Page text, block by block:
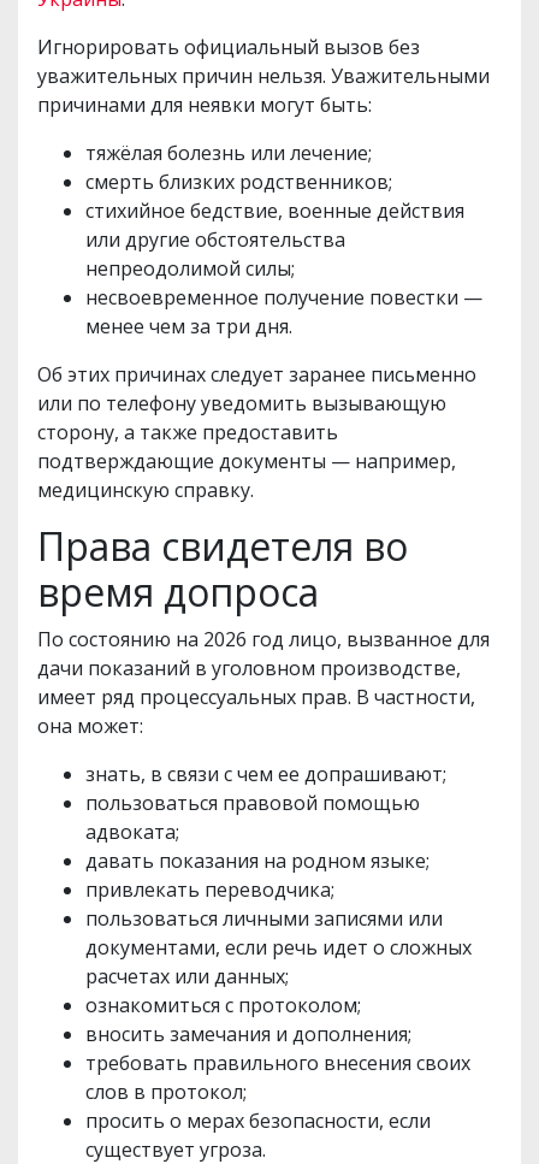
Игнорировать официальный вызов без
уважительных причин нельзя. Уважительными
причинами для неявки могут быть:
тяжёлая болезнь или лечение;
смерть близких родственников;
стихийное бедствие, военные действия
или другие обстоятельства
непреодолимой силы;
несвоевременное получение повестки —
менее чем за три дня.
Об этих причинах следует заранее письменно
или по телефону уведомить вызывающую
сторону, а также предоставить
подтверждающие документы — например,
медицинскую справку.
Права свидетеля во
время допроса
По состоянию на 2026 год лицо, вызванное для
дачи показаний в уголовном производстве,
имеет ряд процессуальных прав. В частности,
она может:
знать, в связи с чем ее допрашивают;
пользоваться правовой помощью
адвоката;
давать показания на родном языке;
привлекать переводчика;
пользоваться личными записями или
документами, если речь идет о сложных
расчетах или данных;
ознакомиться с протоколом;
вносить замечания и дополнения;
требовать правильного внесения своих
слов в протокол;
просить о мерах безопасности, если
существует угроза.